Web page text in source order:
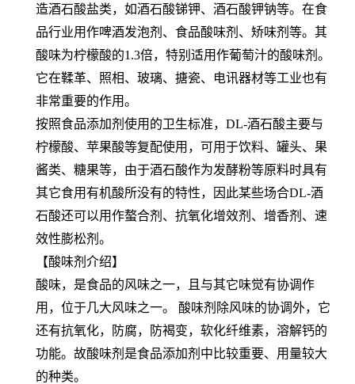
造酒石酸盐类，如酒石酸锑钾、酒石酸钾钠等。在食
品行业用作啤酒发泡剂、食品酸味剂、矫味剂等。其
酸味为柠檬酸的1.3倍，特别适用作葡萄汁的酸味剂。
它在鞣革、照相、玻璃、搪瓷、电讯器材等工业也有
非常重要的作用。
按照食品添加剂使用的卫生标准，DL-酒石酸主要与
柠檬酸、苹果酸等复配使用，可用于饮料、罐头、果
酱类、糖果等，由于酒石酸作为发酵粉等原料时具有
其它食用有机酸所没有的特性，因此某些场合DL-酒
石酸还可以用作螯合剂、抗氧化增效剂、增香剂、速
效性膨松剂。
【酸味剂介绍】
酸味，是食品的风味之一，且与其它味觉有协调作
用，位于几大风味之一。 酸味剂除风味的协调外，它
还有抗氧化，防腐，防褐变，软化纤维素，溶解钙的
功能。故酸味剂是食品添加剂中比较重要、用量较大
的种类。